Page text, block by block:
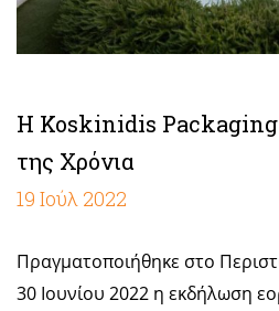
Η Koskinidis Packaging
της Χρόνια
19 Ιούλ 2022
Πραγματοποιήθηκε στο
30 Ιουνίου 2022 η εκδήλωση